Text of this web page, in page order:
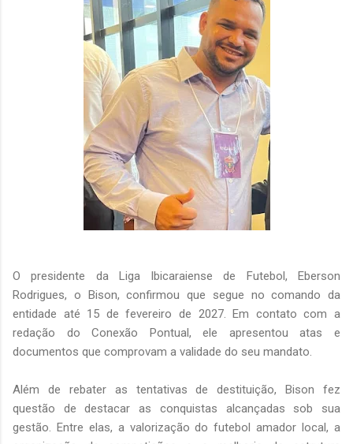
O presidente da Liga Ibicaraiense de Futebol, Eberson
Rodrigues, o Bison, confirmou que segue no comando da
entidade até 15 de fevereiro de 2027. Em contato com a
redação do Conexão Pontual, ele apresentou atas e
documentos que comprovam a validade do seu mandato.
Além de rebater as tentativas de destituição, Bison fez
questão de destacar as conquistas alcançadas sob sua
gestão. Entre elas, a valorização do futebol amador local, a